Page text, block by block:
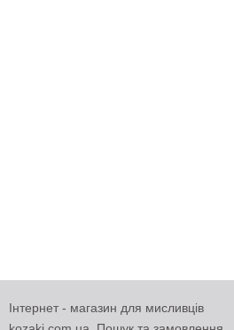
Інтернет - магазин для мисливців